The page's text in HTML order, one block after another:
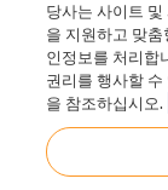
자세한 정보 요청
당사는 사이트
을 지원하고 맞
인정보를 처리합
권리를 행사할
을 참조하십시오.